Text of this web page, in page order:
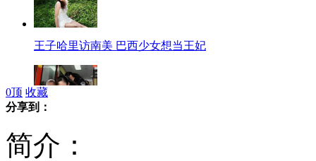
王子哈里访南美 巴西少女想当王妃
0顶 收藏
分享到：
简介：